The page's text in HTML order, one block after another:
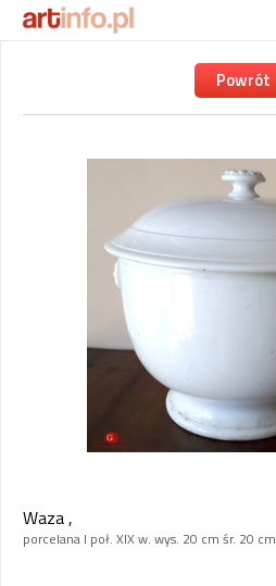
Powrót
Waza ,
porcelana I poł. XIX w. wys. 20 cm śr. 20 cm